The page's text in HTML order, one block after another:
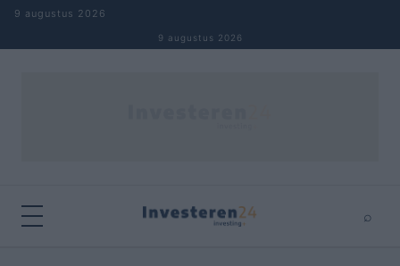
Naar inhoud springen
9 augustus 2026
9 augustus 2026
⌕